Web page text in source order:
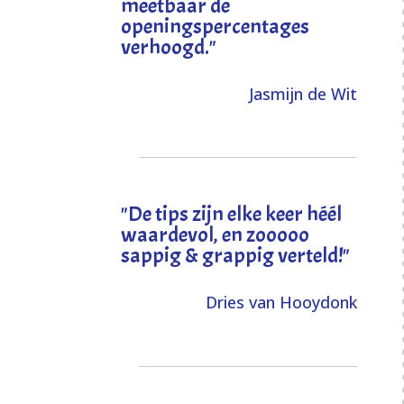
openingspercentages
verhoogd."
Jasmijn de Wit
"De tips zijn elke keer héél
waardevol, en zooooo
sappig & grappig verteld!"
Dries van Hooydonk